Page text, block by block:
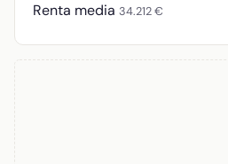
Renta media 34.212 €